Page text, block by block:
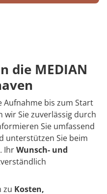
die MEDIAN
bis zum Start
Sie zuverlässig durch
Sie umfassend
unterstützen Sie beim
. IhrWunsch- und
zu Kosten,